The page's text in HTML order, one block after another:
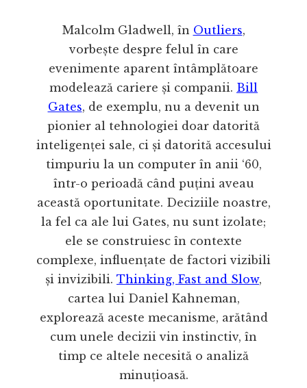
Malcolm Gladwell, în Outliers,
vorbește despre felul în care
evenimente aparent întâmplătoare
modelează cariere și companii. Bill
Gates, de exemplu, nu a devenit un
pionier al tehnologiei doar datorită
inteligenței sale, ci și datorită accesului
timpuriu la un computer în anii ‘60,
într-o perioadă când puțini aveau
această oportunitate. Deciziile noastre,
la fel ca ale lui Gates, nu sunt izolate;
ele se construiesc în contexte
complexe, influențate de factori vizibili
și invizibili. Thinking, Fast and Slow,
cartea lui Daniel Kahneman,
explorează aceste mecanisme, arătând
cum unele decizii vin instinctiv, în
timp ce altele necesită o analiză
minuțioasă.